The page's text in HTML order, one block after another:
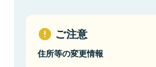
ご注意
住所等の変更情報